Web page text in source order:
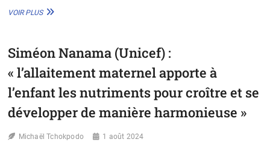
VOIR PLUSCHANGEMENT
STATISTIQUES
CHEZ
ENFANTS
Siméon Nanama (Unicef) :
« l’allaitement maternel apporte à
l’enfant les nutriments pour croître et se
développer de manière harmonieuse »
Michaël Tchokpodo 1 août 2024